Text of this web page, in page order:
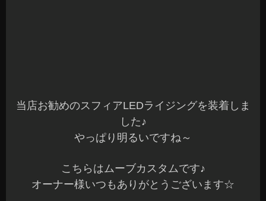
当店では国産のお勧めLEDバルブをメインに多数
在庫あります
ヘッドランプ、フォグランプ、ハイビームLED化
を検討中の方はお気軽にご来店くださいね^^b
本日も、ご予約作業を含め全ての作業が完了しま